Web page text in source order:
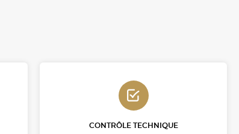
CONTRÔLE TECHNIQUE